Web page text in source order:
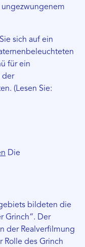
ungezwungenem
sich auf ein
für ein
der
(Lesen Sie:
Die
bildeten die
Grinch“. Der
der Realverfilmung
Rolle des Grinch